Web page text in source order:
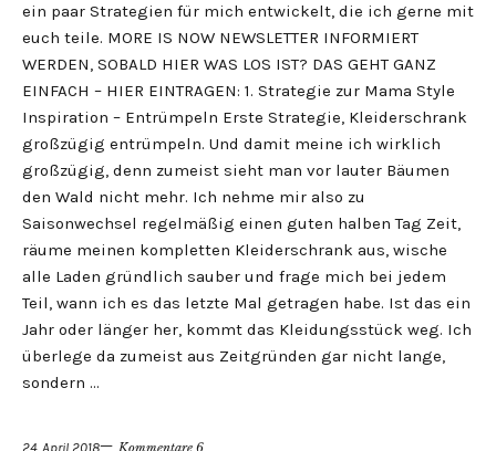
ein paar Strategien für mich entwickelt, die ich gerne mit
euch teile. MORE IS NOW NEWSLETTER INFORMIERT
WERDEN, SOBALD HIER WAS LOS IST? DAS GEHT GANZ
EINFACH – HIER EINTRAGEN: 1. Strategie zur Mama Style
Inspiration – Entrümpeln Erste Strategie, Kleiderschrank
großzügig entrümpeln. Und damit meine ich wirklich
großzügig, denn zumeist sieht man vor lauter Bäumen
den Wald nicht mehr. Ich nehme mir also zu
Saisonwechsel regelmäßig einen guten halben Tag Zeit,
räume meinen kompletten Kleiderschrank aus, wische
alle Laden gründlich sauber und frage mich bei jedem
Teil, wann ich es das letzte Mal getragen habe. Ist das ein
Jahr oder länger her, kommt das Kleidungsstück weg. Ich
überlege da zumeist aus Zeitgründen gar nicht lange,
sondern …
24. April 2018
Kommentare 6